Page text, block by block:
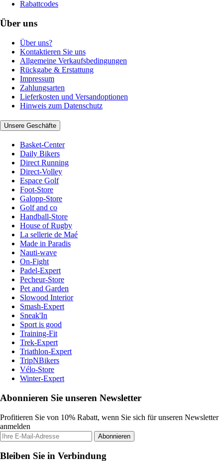
Rabattcodes
Über uns
Über uns?
Kontaktieren Sie uns
Allgemeine Verkaufsbedingungen
Rückgabe & Erstattung
Impressum
Zahlungsarten
Lieferkosten und Versandoptionen
Hinweis zum Datenschutz
Unsere Geschäfte
Basket-Center
Daily Bikers
Direct Running
Direct-Volley
Espace Golf
Foot-Store
Galopp-Store
Golf and co
Handball-Store
House of Rugby
La sellerie de Maé
Made in Paradis
Nauti-wave
On-Fight
Padel-Expert
Pecheur-Store
Pet and Garden
Slowood Interior
Smash-Expert
Sneak'In
Sport is good
Training-Fit
Trek-Expert
Triathlon-Expert
TripNBikers
Vélo-Store
Winter-Expert
Abonnieren Sie unseren Newsletter
Profitieren Sie von 10% Rabatt, wenn Sie sich für unseren Newsletter
anmelden
Abonnieren
Bleiben Sie in Verbindung